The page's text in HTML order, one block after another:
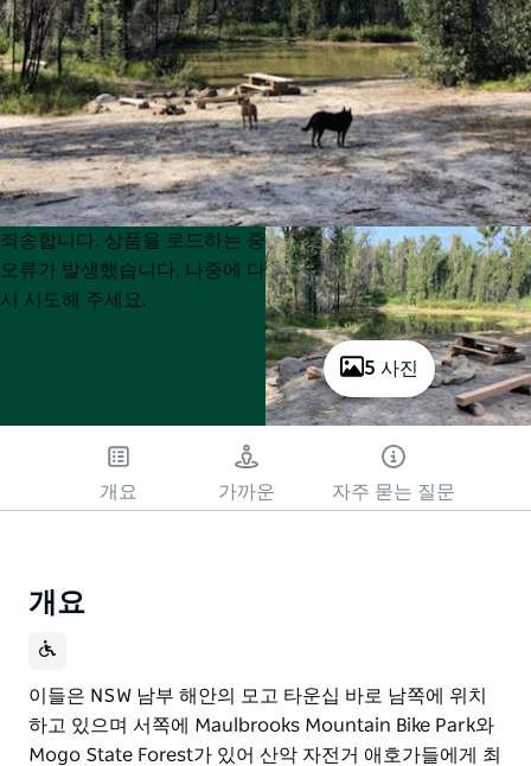
5 사진
Product
List
Product
List
죄송합니다. 상품을 로드하는 중
오류가 발생했습니다. 나중에 다
시 시도해 주세요.
개요 가까운 자주 묻는 질문
개요
이들은 NSW 남부 해안의 모고 타운십 바로 남쪽에 위치
하고 있으며 서쪽에 Maulbrooks Mountain Bike Park와
Mogo State Forest가 있어 산악 자전거 애호가들에게 최